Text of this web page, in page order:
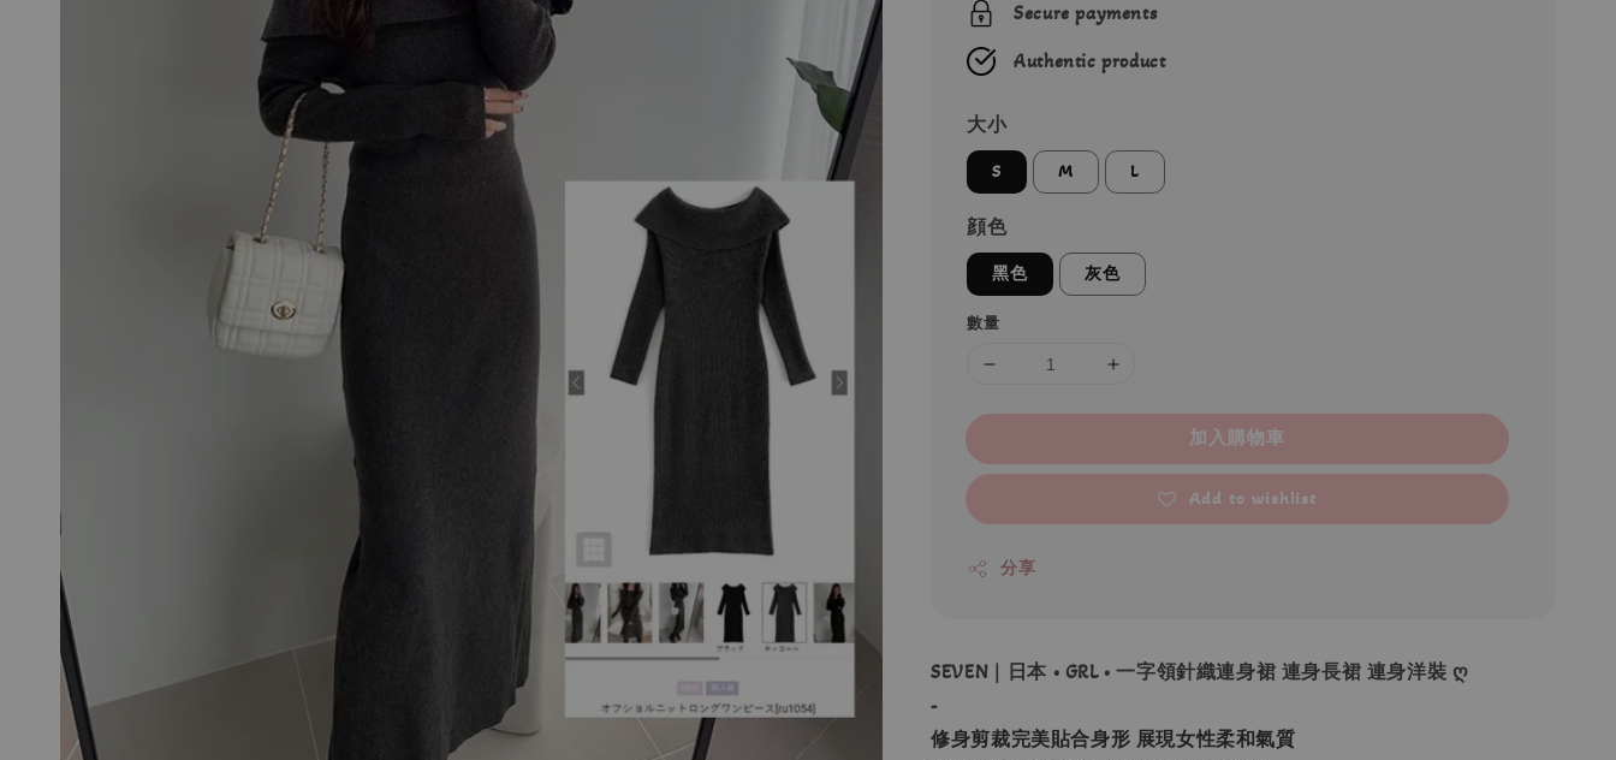
Secure payments
Authentic product
大小
S M L
顔色
黑色 灰色
數量
加入購物車
Add to wishlist
分享
SEVEN｜日本 • GRL • 一字領針織連身裙 連身長裙 連身洋裝 ღ
-
修身剪裁完美貼合身形 展現女性柔和氣質